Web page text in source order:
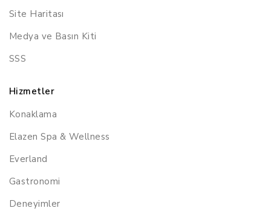
Site Haritası
Medya ve Basın Kiti
SSS
Hizmetler
Konaklama
Elazen Spa & Wellness
Everland
Gastronomi
Deneyimler